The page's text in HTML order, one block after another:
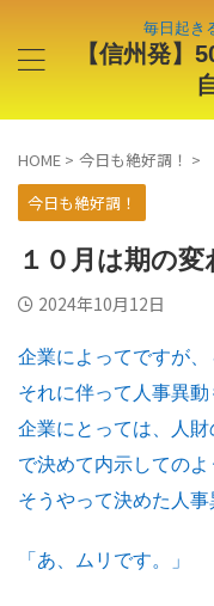
毎日起き
【信州発】
HOME > 今日も絶好調！ >
今日も絶好調！
１０月は期の変
2024年10月12日
企業によってですが、
それに伴って人事異動
企業にとっては、人
で決めて内示してのよ
そうやって決めた人
「あ、ムリです。」